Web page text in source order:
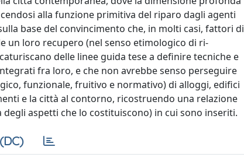
alla funzione primitiva del riparo dagli agenti
base del convincimento che, in molti casi, fattori di
un loro recupero (nel senso etimologico di ri-
delle linee guida tese a definire tecniche e
fra loro, e che non avrebbe senso perseguire
funzionale, fruitivo e normativo) di alloggi, edifici
e la città al contorno, ricostruendo una relazione
aspetti che lo costituiscono) in cui sono inseriti.